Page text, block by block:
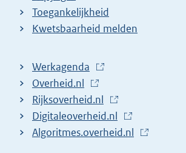
Toegankelijkheid
Kwetsbaarheid melden
Werkagenda
E
x
t
e
Overheid.nl
E
x
t
Rijksoverheid.nl
E
x
Digitaleoverheid.nl
E
Algoritmes.overheid.nl